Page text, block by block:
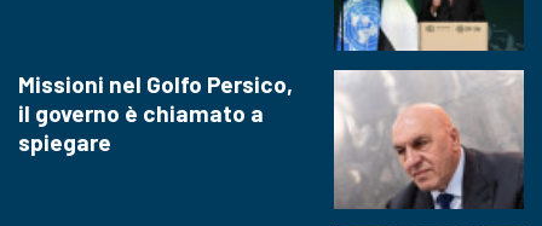
Missioni nel Golfo Persico,
il governo è chiamato a
spiegare